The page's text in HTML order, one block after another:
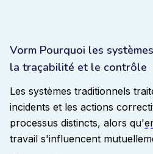
Vorm Pourquoi les
la traçabilité et le contrôle
Les systèmes traditionnels
incidents et les actions
processus distincts, alors qu'
travail s'influencent